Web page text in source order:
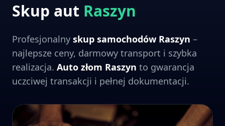
Skup aut Raszyn
Profesjonalny skup samochodów Raszyn –
najlepsze ceny, darmowy transport i szybka
realizacja. Auto złom Raszyn to gwarancja
uczciwej transakcji i pełnej dokumentacji.